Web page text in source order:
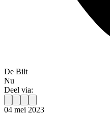
De Bilt
Nu
Deel via:
04 mei 2023